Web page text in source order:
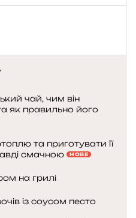
чай, чим він
як правильно його
та приготувати її
смачною
НОВЕ
на грилі
із соусом песто